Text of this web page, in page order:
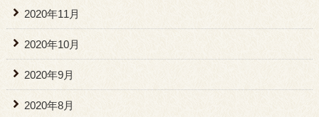
2020年11月
2020年10月
2020年9月
2020年8月